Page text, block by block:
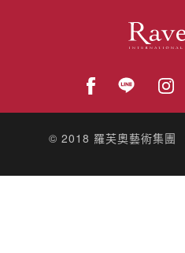
© 2018 羅芙奧藝術集團